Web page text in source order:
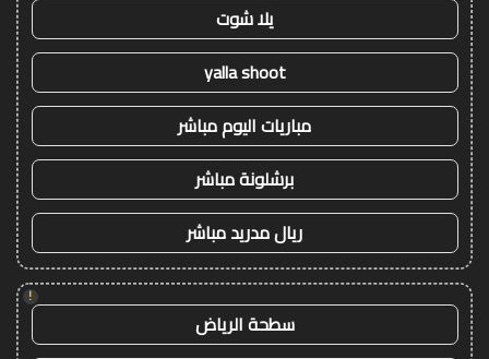
يلا شوت
yalla shoot
مباريات اليوم مباشر
برشلونة مباشر
ريال مدريد مباشر
!
سطحة الرياض